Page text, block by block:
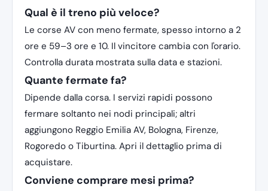
Qual è il treno più veloce?
Le corse AV con meno fermate, spesso intorno a 2
ore e 59–3 ore e 10. Il vincitore cambia con l'orario.
Controlla durata mostrata sulla data e stazioni.
Quante fermate fa?
Dipende dalla corsa. I servizi rapidi possono
fermare soltanto nei nodi principali; altri
aggiungono Reggio Emilia AV, Bologna, Firenze,
Rogoredo o Tiburtina. Apri il dettaglio prima di
acquistare.
Conviene comprare mesi prima?